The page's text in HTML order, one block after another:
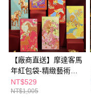
【廠商直送】摩達客馬
年紅包袋-精緻藝術優
雅燙金彩色紅包袋-12
入組
NT$529
NT$1,005